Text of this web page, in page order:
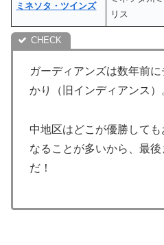
ミネソタ・ツインズ
リス
ガーディアンズは数年前
かり（旧インディアンス）
中地区はどこが優勝して
なることが多いから、最
だ！